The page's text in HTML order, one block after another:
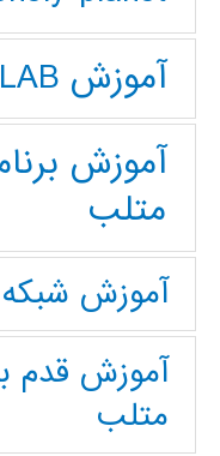
آموزش MATLAB
آموزش
متلب
آموزش
آموزش قدم
متلب